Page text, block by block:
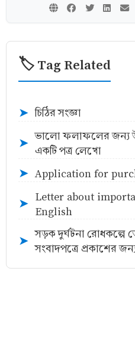
🏷️ Tag Related
➤ চিঠির সংজ্ঞা
➤
ভালো ফলাফলের জন্য
একটি পত্র লেখো
➤ Application for
➤
Letter about
English
➤
সড়ক দুর্ঘটনা রোধকল্পে
সংবাদপত্রে প্রকাশের